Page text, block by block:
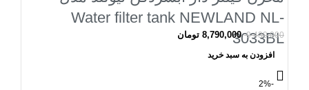
Water filter tank NEWLAND NL-
3033BL
9,430,000
8,790,000 تومان
افزودن به سبد خرید
-2%